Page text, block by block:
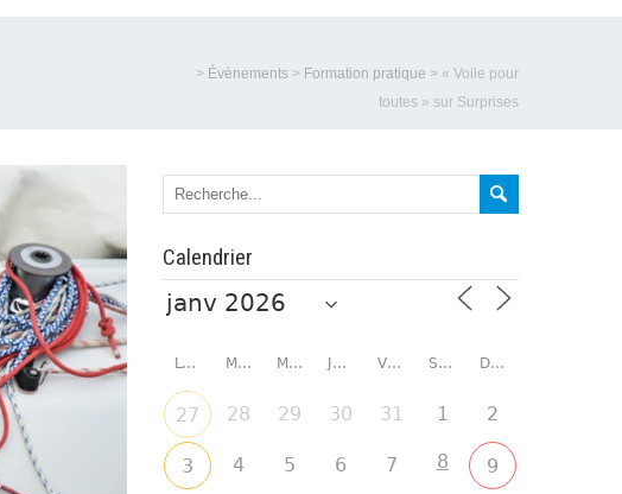
> Évènements > Formation pratique > « Voile pour
toutes » sur Surprises
Calendrier
LUNDI MARDI MERCREDI JEUDI VENDREDI SAMEDI DIMANCHE
27 28 29 30 31 1 2
3 4 5 6 7 8 9